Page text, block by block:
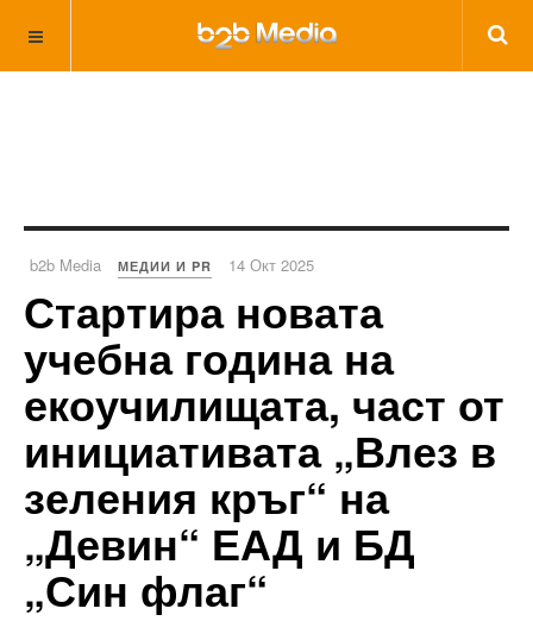
b2b Media МЕДИИ И PR 14 Окт 2025
Стартира новата
учебна година на
екоучилищата, част от
инициативата „Влез в
зеления кръг“ на
„Девин“ ЕАД и БД
„Син флаг“